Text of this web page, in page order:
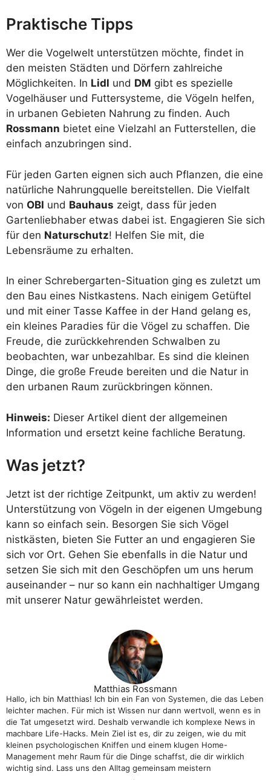
Praktische Tipps
Wer die Vogelwelt unterstützen möchte, findet in
den meisten Städten und Dörfern zahlreiche
Möglichkeiten. In Lidl und DM gibt es spezielle
Vogelhäuser und Futtersysteme, die Vögeln helfen,
in urbanen Gebieten Nahrung zu finden. Auch
Rossmann bietet eine Vielzahl an Futterstellen, die
einfach anzubringen sind.
Für jeden Garten eignen sich auch Pflanzen, die eine
natürliche Nahrungquelle bereitstellen. Die Vielfalt
von OBI und Bauhaus zeigt, dass für jeden
Gartenliebhaber etwas dabei ist. Engagieren Sie sich
für den Naturschutz! Helfen Sie mit, die
Lebensräume zu erhalten.
In einer Schrebergarten-Situation ging es zuletzt um
den Bau eines Nistkastens. Nach einigem Getüftel
und mit einer Tasse Kaffee in der Hand gelang es,
ein kleines Paradies für die Vögel zu schaffen. Die
Freude, die zurückkehrenden Schwalben zu
beobachten, war unbezahlbar. Es sind die kleinen
Dinge, die große Freude bereiten und die Natur in
den urbanen Raum zurückbringen können.
Hinweis: Dieser Artikel dient der allgemeinen
Information und ersetzt keine fachliche Beratung.
Was jetzt?
Jetzt ist der richtige Zeitpunkt, um aktiv zu werden!
Unterstützung von Vögeln in der eigenen Umgebung
kann so einfach sein. Besorgen Sie sich Vögel
nistkästen, bieten Sie Futter an und engagieren Sie
sich vor Ort. Gehen Sie ebenfalls in die Natur und
setzen Sie sich mit den Geschöpfen um uns herum
auseinander – nur so kann ein nachhaltiger Umgang
mit unserer Natur gewährleistet werden.
Matthias Rossmann
Hallo, ich bin Matthias! Ich bin ein Fan von Systemen, die das Leben
leichter machen. Für mich ist Wissen nur dann wertvoll, wenn es in
die Tat umgesetzt wird. Deshalb verwandle ich komplexe News in
machbare Life-Hacks. Mein Ziel ist es, dir zu zeigen, wie du mit
kleinen psychologischen Kniffen und einem klugen Home-
Management mehr Raum für die Dinge schaffst, die dir wirklich
wichtig sind. Lass uns den Alltag gemeinsam meistern